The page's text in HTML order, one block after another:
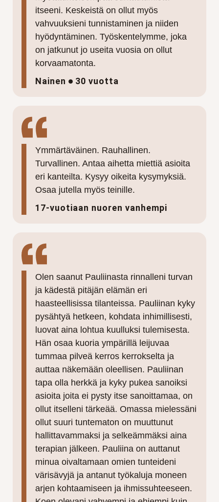
itseeni. Keskeistä on ollut myös
vahvuuksieni tunnistaminen ja niiden
hyödyntäminen. Työskentelymme, joka
on jatkunut jo useita vuosia on ollut
korvaamatonta.
Nainen 30 vuotta
Ymmärtäväinen. Rauhallinen.
Turvallinen. Antaa aihetta miettiä asioita
eri kanteilta. Kysyy oikeita kysymyksiä.
Osaa jutella myös teinille.
17-vuotiaan nuoren vanhempi
Olen saanut Pauliinasta rinnalleni turvan
ja kädestä pitäjän elämän eri
haasteellisissa tilanteissa. Pauliinan kyky
pysähtyä hetkeen, kohdata inhimillisesti,
luovat aina lohtua kuulluksi tulemisesta.
Hän osaa kuoria ympärillä leijuvaa
tummaa pilveä kerros kerrokselta ja
auttaa näkemään oleellisen. Pauliinan
tapa olla herkkä ja kyky pukea sanoiksi
asioita joita ei pysty itse sanoittamaa, on
ollut itselleni tärkeää. Omassa mielessäni
ollut suuri tuntematon on muuttunut
hallittavammaksi ja selkeämmäksi aina
terapian jälkeen. Pauliina on auttanut
minua oivaltamaan omien tunteideni
värisävyjä ja antanut työkaluja moneen
arjen kohtaamiseen ja ihmissuhteeseen.